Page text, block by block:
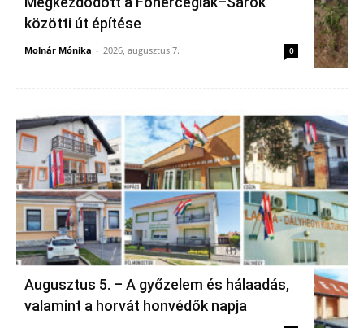
közötti út építése
Molnár Mónika - 2026, augusztus 7. 0
Augusztus 5. – A győzelem és hálaadás,
valamint a horvát honvédők napja